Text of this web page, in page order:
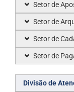
Setor de
Setor de
Setor de
Setor de
Divisão de